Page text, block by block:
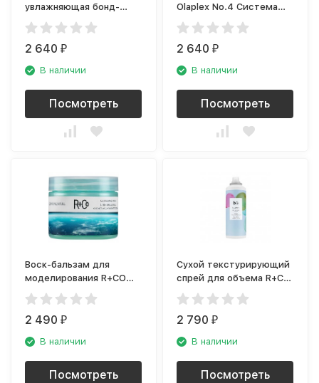
увлажняющая бонд-
маска Olaplex No.8
2 640₽
В наличии
Посмотреть
Olaplex No.4 Система
защиты для светлых
волос
2 640₽
В наличии
Посмотреть
Воск-бальзам для
моделирования R+CO
Continental
R1WAWAX1ZC1
2 490₽
В наличии
Посмотреть
Сухой текстурирующий
спрей для объема R+CO
Balloon R1ASLOO01A1
2 790₽
В наличии
Посмотреть